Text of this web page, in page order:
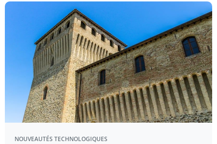
NOUVEAUTÉS TECHNOLOGIQUES